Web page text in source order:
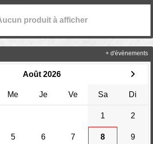
produit à afficher
Août 2026
Me Je Ve Sa Di
1 2
5 6 7 8 9
+ d'évènements